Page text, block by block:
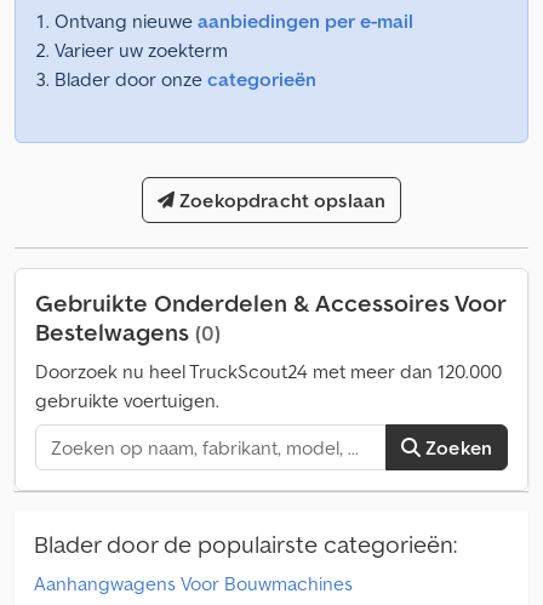
Ontvang nieuwe aanbiedingen per e-mail
Varieer uw zoekterm
Blader door onze categorieën
Zoekopdracht opslaan
Gebruikte Onderdelen & Accessoires Voor
Bestelwagens (0)
Doorzoek nu heel TruckScout24 met meer dan 120.000
gebruikte voertuigen.
Zoeken
Blader door de populairste categorieën:
Aanhangwagens Voor Bouwmachines